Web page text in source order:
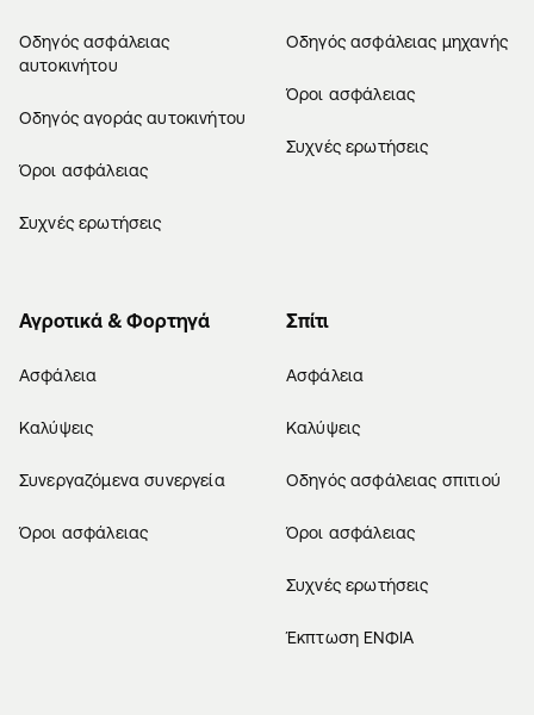
Οδηγός ασφάλειας
αυτοκινήτου
Οδηγός αγοράς αυτοκινήτου
Όροι ασφάλειας
Συχνές ερωτήσεις
Οδηγός ασφάλειας μηχανής
Όροι ασφάλειας
Συχνές ερωτήσεις
Αγροτικά & Φορτηγά
Ασφάλεια
Καλύψεις
Συνεργαζόμενα συνεργεία
Όροι ασφάλειας
Σπίτι
Ασφάλεια
Καλύψεις
Οδηγός ασφάλειας σπιτιού
Όροι ασφάλειας
Συχνές ερωτήσεις
Έκπτωση ΕΝΦΙΑ